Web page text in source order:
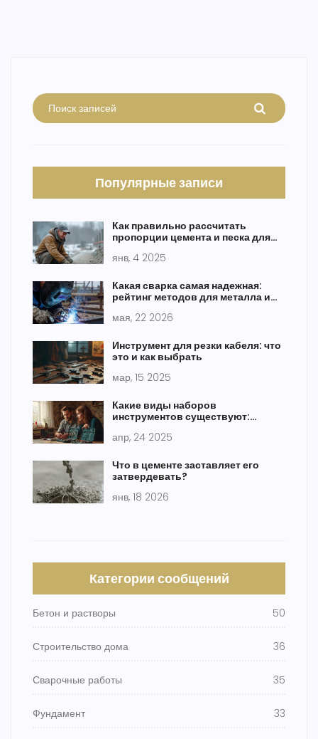
Популярные записи
Как правильно рассчитать
пропорции цемента и песка для
янв, 4 2025
Какая сварка самая надежная:
рейтинг методов для металла и
мая, 22 2026
Инструмент для резки кабеля: что
это и как выбрать
мар, 15 2025
Какие виды наборов
инструментов существуют:
выбрать
апр, 24 2025
Что в цементе заставляет его
затвердевать?
янв, 18 2026
Категории сообщений
Бетон и растворы 50
Строительство дома 36
Сварочные работы 35
Фундамент 33